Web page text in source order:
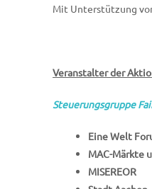
Mit Unterstützung
Veranstalter der
Steuerungsgruppe
Eine Welt
MAC-Märkte
MISEREOR